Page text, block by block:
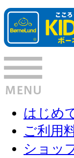
はじめ
ご利用
ショッ